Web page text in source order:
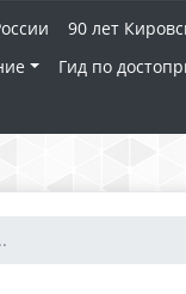
90 лет
Гид по